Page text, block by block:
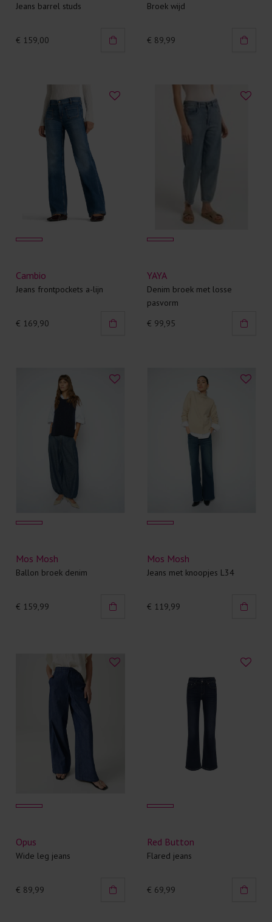
Jeans barrel studs
€ 159,00
Broek wijd
€ 89,99
Cambio
Jeans frontpockets a-lijn
€ 169,90
YAYA
Denim broek met losse
pasvorm
€ 99,95
Mos Mosh
Ballon broek denim
€ 159,99
Mos Mosh
Jeans met knoopjes L34
€ 119,99
Opus
Wide leg jeans
€ 89,99
Red Button
Flared jeans
€ 69,99